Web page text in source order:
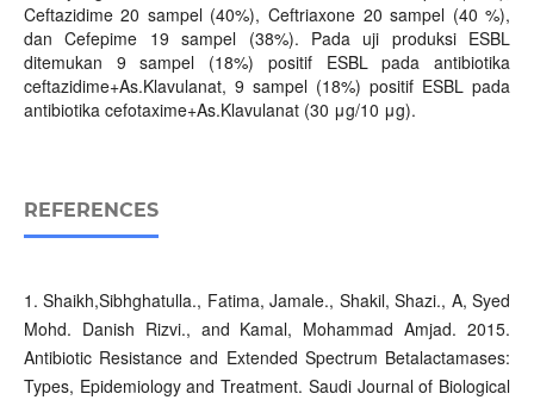
Ceftazidime 20 sampel (40%), Ceftriaxone 20 sampel (40 %),
dan Cefepime 19 sampel (38%). Pada uji produksi ESBL
ditemukan 9 sampel (18%) positif ESBL pada antibiotika
ceftazidime+As.Klavulanat, 9 sampel (18%) positif ESBL pada
antibiotika cefotaxime+As.Klavulanat (30 μg/10 μg).
REFERENCES
1. Shaikh,Sibhghatulla., Fatima, Jamale., Shakil, Shazi., A, Syed
Mohd. Danish Rizvi., and Kamal, Mohammad Amjad. 2015.
Antibiotic Resistance and Extended Spectrum Betalactamases:
Types, Epidemiology and Treatment. Saudi Journal of Biological